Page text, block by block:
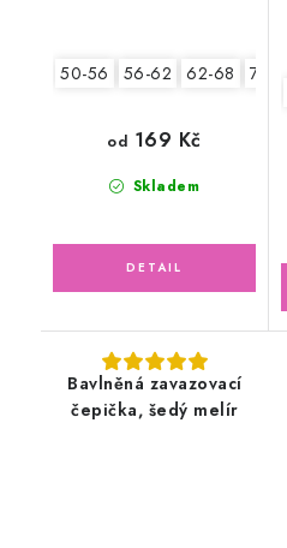
50-56 56-62 62-68 74-80
Skladem
od 169 Kč
Bavlněná zavazovací
čepička, šedý melír